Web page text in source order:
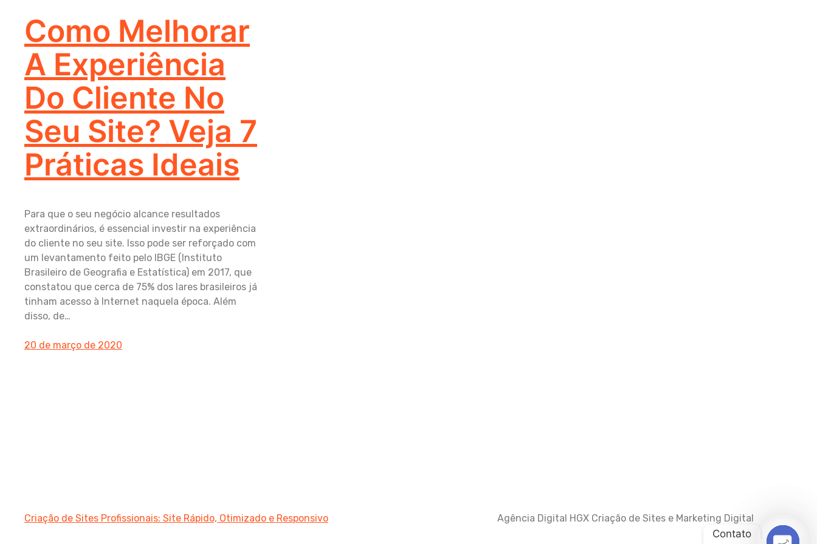
Como Melhorar
A Experiência
Do Cliente No
Seu Site? Veja 7
Práticas Ideais
Para que o seu negócio alcance resultados
extraordinários, é essencial investir na experiência
do cliente no seu site. Isso pode ser reforçado com
um levantamento feito pelo IBGE (Instituto
Brasileiro de Geografia e Estatística) em 2017, que
constatou que cerca de 75% dos lares brasileiros já
tinham acesso à Internet naquela época. Além
disso, de…
20 de março de 2020
Criação de Sites Profissionais: Site Rápido, Otimizado e Responsivo Agência Digital HGX Criação de Sites e Marketing Digital
Contato